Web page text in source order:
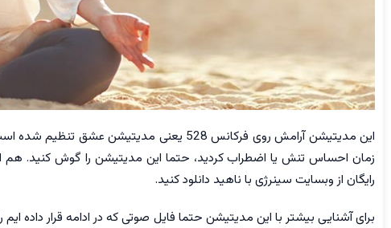
این مدیتیشن آرامش روی فرکانس 528 یعنی
زمان احساس تنش یا اضطراب کردید، حتما این مدیتیشن را گوش کنید. هم
رایگان از وبسایت سینرژی با ناهید دانلود کنید.
برای آشنایی بیشتر با این مدیتیشن حتما فایل صوتی که در ادامه قرار داده